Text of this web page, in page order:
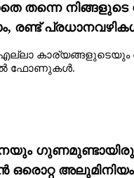
തന്നെ
രണ്ട്
എല്ലാ
ഫോണുകൾ.